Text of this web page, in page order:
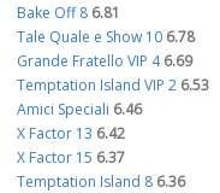
Bake Off 8 6.81
Tale Quale e Show 10 6.78
Grande Fratello VIP 4 6.69
Temptation Island VIP 2 6.53
Amici Speciali 6.46
X Factor 13 6.42
X Factor 15 6.37
Temptation Island 8 6.36